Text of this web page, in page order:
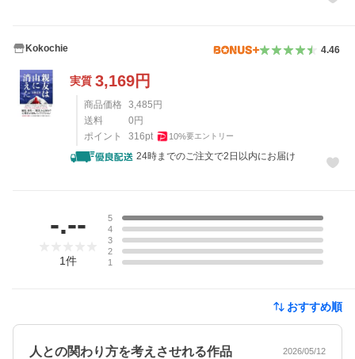
Kokochie 4.46
実質 3,169円
商品価格 3,485 円
送料
0 円
ポイント
316pt 10%要エントリー
24時までのご注文で2日以内にお届け
-.--
1件
5
4
3
2
1
おすすめ順
人との関わり方を考えさせれる作品 2026/05/12